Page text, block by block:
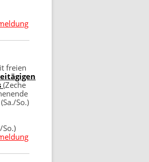
freien
(Zeche
(Sa./So.)